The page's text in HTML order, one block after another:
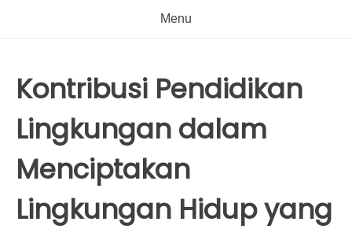
Menu
Kontribusi Pendidikan
Lingkungan dalam
Menciptakan
Lingkungan Hidup yang